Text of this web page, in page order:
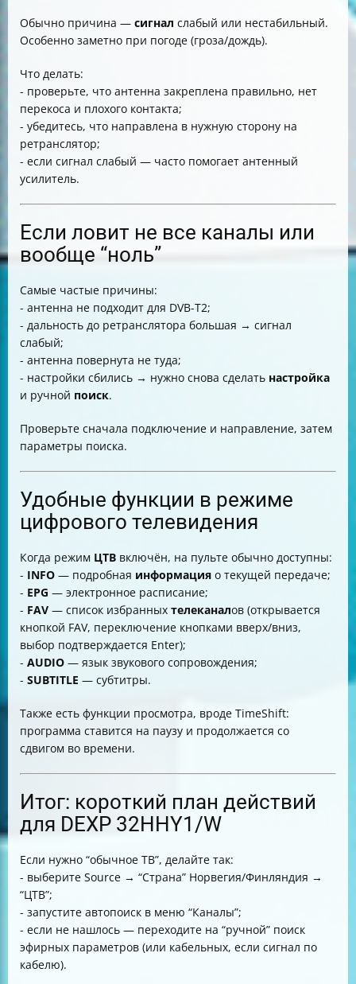
Обычно причина — сигнал слабый или нестабильный.
Особенно заметно при погоде (гроза/дождь).
Что делать:
- проверьте, что антенна закреплена правильно, нет
перекоса и плохого контакта;
- убедитесь, что направлена в нужную сторону на
ретранслятор;
- если сигнал слабый — часто помогает антенный
усилитель.
Если ловит не все каналы или
вообще “ноль”
Самые частые причины:
- антенна не подходит для DVB-T2;
- дальность до ретранслятора большая → сигнал
слабый;
- антенна повернута не туда;
- настройки сбились → нужно снова сделать настройка
и ручной поиск.
Проверьте сначала подключение и направление, затем
параметры поиска.
Удобные функции в режиме
цифрового телевидения
Когда режим ЦТВ включён, на пульте обычно доступны:
- INFO — подробная информация о текущей передаче;
- EPG — электронное расписание;
- FAV — список избранных телеканалов (открывается
кнопкой FAV, переключение кнопками вверх/вниз,
выбор подтверждается Enter);
- AUDIO — язык звукового сопровождения;
- SUBTITLE — субтитры.
Также есть функции просмотра, вроде TimeShift:
программа ставится на паузу и продолжается со
сдвигом во времени.
Итог: короткий план действий
для DEXP 32HHY1/W
Если нужно “обычное ТВ”, делайте так:
- выберите Source → “Страна” Норвегия/Финляндия →
“ЦТВ”;
- запустите автопоиск в меню “Каналы”;
- если не нашлось — переходите на “ручной” поиск
эфирных параметров (или кабельных, если сигнал по
кабелю).